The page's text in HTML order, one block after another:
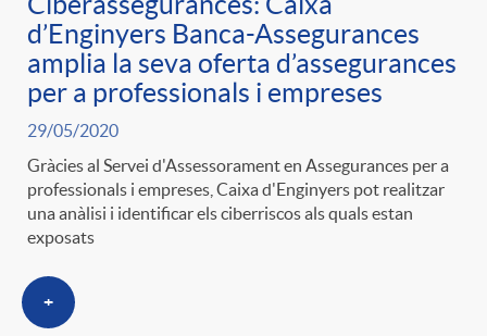
d’Enginyers Banca-Assegurances
amplia la seva oferta d’assegurances
per a professionals i empreses
29/05/2020
Gràcies al Servei d'Assessorament en Assegurances per a
professionals i empreses, Caixa d'Enginyers pot realitzar
una anàlisi i identificar els ciberriscos als quals estan
exposats
+